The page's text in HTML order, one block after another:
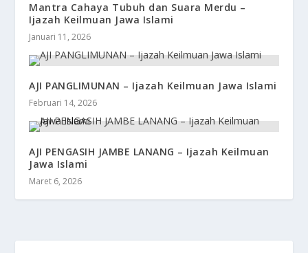
Mantra Cahaya Tubuh dan Suara Merdu –
Ijazah Keilmuan Jawa Islami
Januari 11, 2026
AJI PANGLIMUNAN – Ijazah Keilmuan Jawa Islami
Februari 14, 2026
AJI PENGASIH JAMBE LANANG – Ijazah Keilmuan
Jawa Islami
Maret 6, 2026